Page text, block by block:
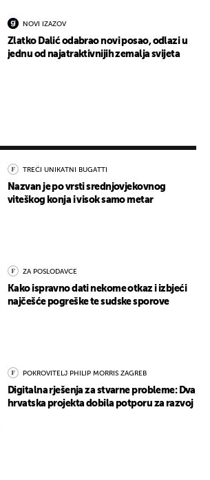
NOVI IZAZOV
Zlatko Dalić odabrao novi posao, odlazi u
jednu od najatraktivnijih zemalja svijeta
TREĆI UNIKATNI BUGATTI
Nazvan je po vrsti srednjovjekovnog
viteškog konja i visok samo metar
ZA POSLODAVCE
Kako ispravno dati nekome otkaz i izbjeći
najčešće pogreške te sudske sporove
POKROVITELJ PHILIP MORRIS ZAGREB
Digitalna rješenja za stvarne probleme: Dva
hrvatska projekta dobila potporu za razvoj